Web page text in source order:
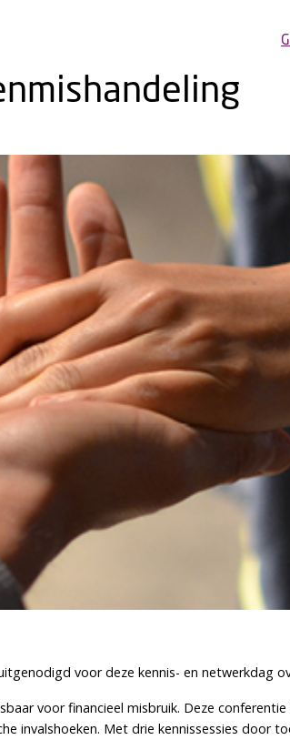
voor deze kennis- en netwerkdag
voor financieel misbruik. Deze
invalshoeken. Met drie kennissessies door